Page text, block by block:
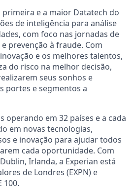
primeira e a maior Datatech do
de inteligência para análise
com foco nas jornadas de
prevenção à fraude. Com
e os melhores talentos,
do risco na melhor decisão,
seus sonhos e
portes e segmentos a
operando em 32 países e a cada
em novas tecnologias,
e inovação para ajudar todos
cada oportunidade. Com
Irlanda, a Experian está
de Londres (EXPN) e
100.